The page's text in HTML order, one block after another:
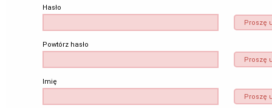
Hasło
Proszę
Powtórz hasło
Proszę
Imię
Proszę